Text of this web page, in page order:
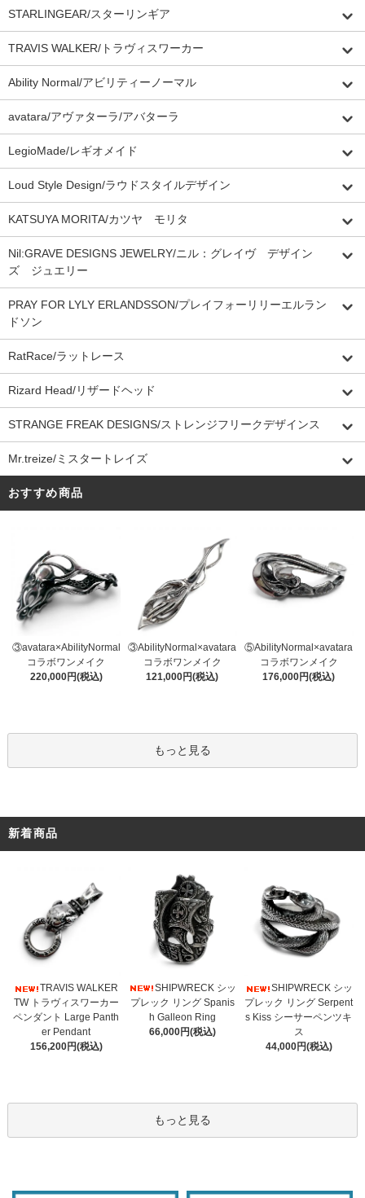
STARLINGEAR/スターリンギア
TRAVIS WALKER/トラヴィスワーカー
Ability Normal/アビリティーノーマル
avatara/アヴァターラ/アバターラ
LegioMade/レギオメイド
Loud Style Design/ラウドスタイルデザイン
KATSUYA MORITA/カツヤ モリタ
Nil:GRAVE DESIGNS JEWELRY/ニル：グレイヴ デザイン
ズ ジュエリー
PRAY FOR LYLY ERLANDSSON/プレイフォーリリーエルラン
ドソン
RatRace/ラットレース
Rizard Head/リザードヘッド
STRANGE FREAK DESIGNS/ストレンジフリークデザインス
Mr.treize/ミスタートレイズ
おすすめ商品
③avatara×AbilityNormal
コラボワンメイク
220,000円(税込)
③AbilityNormal×avatara
コラボワンメイク
121,000円(税込)
⑤AbilityNormal×avatara
コラボワンメイク
176,000円(税込)
もっと見る
新着商品
TRAVIS WALKER
TW トラヴィスワーカー
ペンダント Large Panth
er Pendant
156,200円(税込)
SHIPWRECK シッ
プレック リング Spanis
h Galleon Ring
66,000円(税込)
SHIPWRECK シッ
プレック リング Serpent
s Kiss シーサーペンツキ
ス
44,000円(税込)
もっと見る